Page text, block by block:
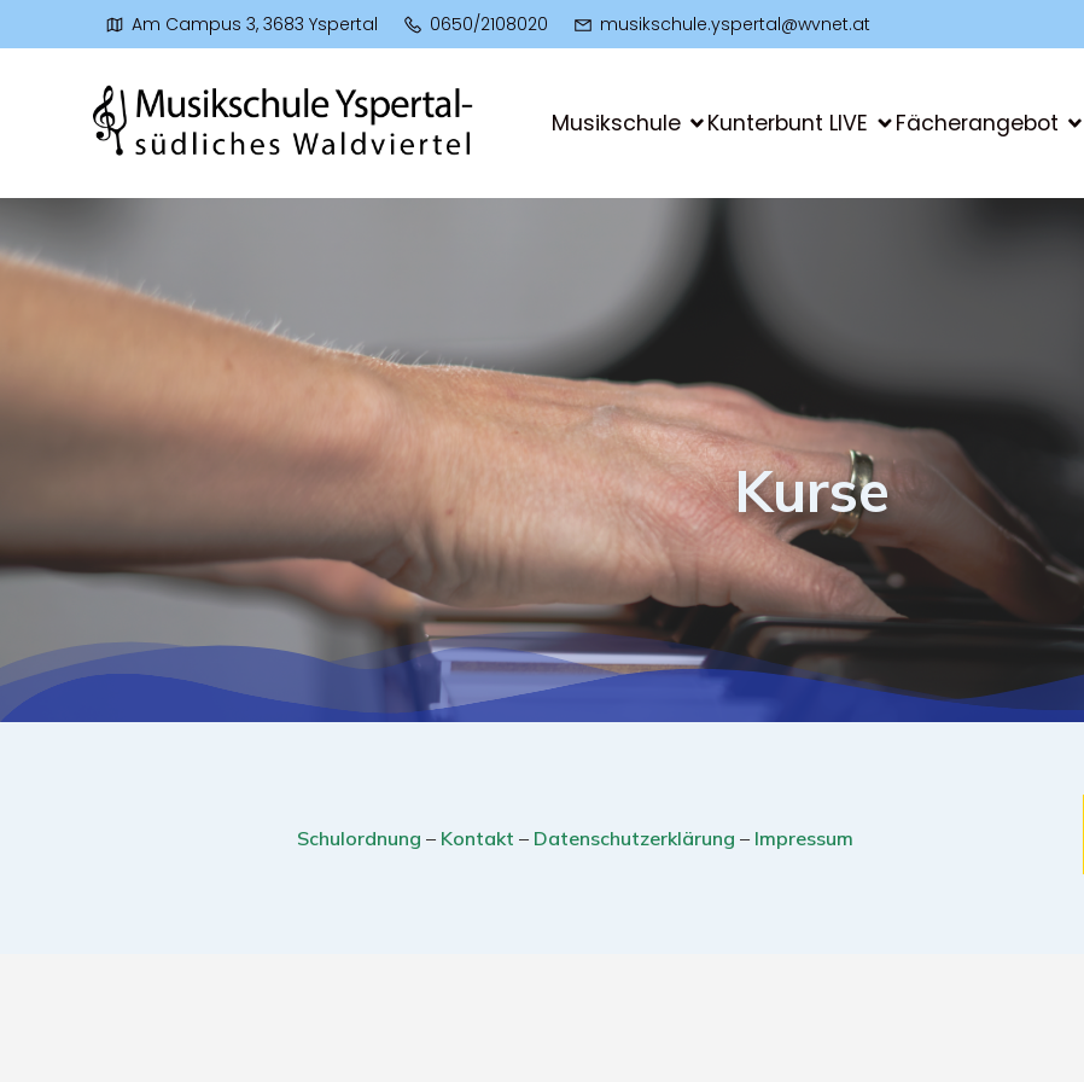
Am Campus 3, 3683 Yspertal 0650/2108020 musikschule.yspertal@wvnet.at
Musikschule Kunterbunt LIVE Fächerangebot
Kurse
Schulordnung – Kontakt– Datenschutzerklärung – Impressum